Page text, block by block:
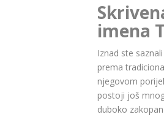
imena
Iznad ste
prema
njegovom
postoji još
duboko